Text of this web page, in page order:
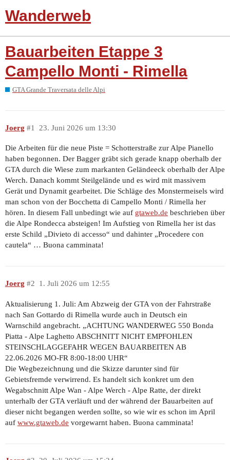
Wanderweb
Bauarbeiten Etappe 3
Campello Monti - Rimella
GTA Grande Traversata delle Alpi
Joerg 23. Juni 2026 um 13:30
#1
Die Arbeiten für die neue Piste = Schotterstraße zur Alpe Pianello
haben begonnen. Der Bagger gräbt sich gerade knapp oberhalb der
GTA durch die Wiese zum markanten Geländeeck oberhalb der Alpe
Werch. Danach kommt Steilgelände und es wird mit massivem
Gerät und Dynamit gearbeitet. Die Schläge des Monstermeisels wird
man schon von der Bocchetta di Campello Monti / Rimella her
hören. In diesem Fall unbedingt wie auf gtaweb.de beschrieben über
die Alpe Rondecca absteigen! Im Aufstieg von Rimella her ist das
erste Schild „Divieto di accesso“ und dahinter „Procedere con
cautela“ … Buona camminata!
Joerg 1. Juli 2026 um 12:55
#2
Aktualisierung 1. Juli: Am Abzweig der GTA von der Fahrstraße
nach San Gottardo di Rimella wurde auch in Deutsch ein
Warnschild angebracht. „ACHTUNG WANDERWEG 550 Bonda
Piatta - Alpe Laghetto ABSCHNITT NICHT EMPFOHLEN
STEINSCHLAGGEFAHR WEGEN BAUARBEITEN AB
22.06.2026 MO-FR 8:00-18:00 UHR“
Die Wegbezeichnung und die Skizze darunter sind für
Gebietsfremde verwirrend. Es handelt sich konkret um den
Wegabschnitt Alpe Wan - Alpe Werch - Alpe Ratte, der direkt
unterhalb der GTA verläuft und der während der Bauarbeiten auf
dieser nicht begangen werden sollte, so wie wir es schon im April
auf www.gtaweb.de vorgewarnt haben. Buona camminata!